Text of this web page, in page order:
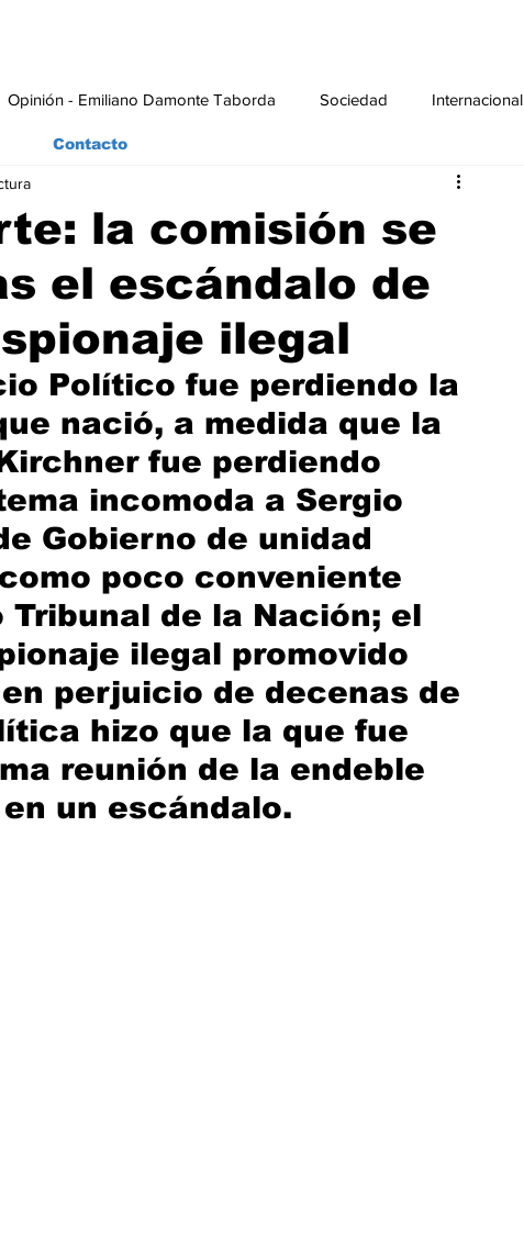
Opinión - Emiliano Damonte Taborda Sociedad Internacional
la comisión se
el escándalo de
ilegal
Político fue perdiendo la
nació, a medida que la
fue perdiendo
incomoda a Sergio
Gobierno de unidad
poco conveniente
de la Nación; el
ilegal promovido
perjuicio de decenas de
hizo que la que fue
reunión de la endeble
un escándalo.
Contacto